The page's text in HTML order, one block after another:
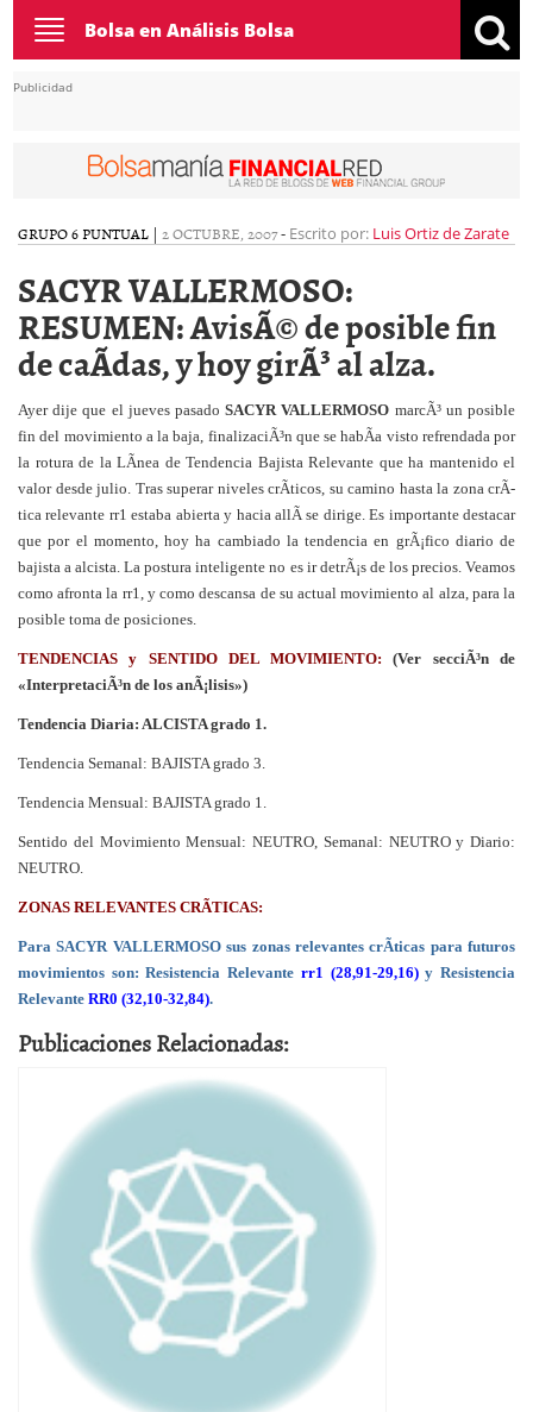
Toggle
navigation
Bolsa en Análisis Bolsa
Publicidad
GRUPO 6 PUNTUAL | 2 OCTUBRE, 2007- Escrito por: Luis Ortiz de Zarate
SACYR VALLERMOSO:
RESUMEN: AvisÃ© de posible fin
de caÃ­das, y hoy girÃ³ al alza.
Ayer dije que el jueves pasadoSACYR VALLERMOSO marcÃ³ un posible
fin del movimiento a la baja, finalizaciÃ³n que se habÃ­a visto refrendada por
la rotura de la LÃ­nea de Tendencia Bajista Relevante que ha mantenido el
valor desde julio. Tras superar niveles crÃ­ticos, su camino hasta la zona crÃ­
tica relevante rr1 estaba abierta y hacia allÃ­ se dirige. Es importante destacar
que por el momento, hoy ha cambiado la tendencia en grÃ¡fico diario de
bajista a alcista. La postura inteligente no es ir detrÃ¡s de los precios. Veamos
como afronta la rr1, y como descansa de su actual movimiento al alza, para la
posible toma de posiciones.
TENDENCIAS y SENTIDO DEL MOVIMIENTO:(Ver secciÃ³n de
«InterpretaciÃ³n de los anÃ¡lisis»)
Tendencia Diaria: ALCISTA grado 1.
Tendencia Semanal: BAJISTA grado 3.
Tendencia Mensual: BAJISTA grado 1.
Sentido del Movimiento Mensual: NEUTRO, Semanal: NEUTRO y Diario:
NEUTRO.
ZONAS RELEVANTES CRÃTICAS:
Para SACYR VALLERMOSO sus zonas relevantes crÃ­ticas para futuros
movimientos son: Resistencia Relevante rr1 (28,91-29,16) y Resistencia
Relevante RR0 (32,10-32,84).
Publicaciones Relacionadas: